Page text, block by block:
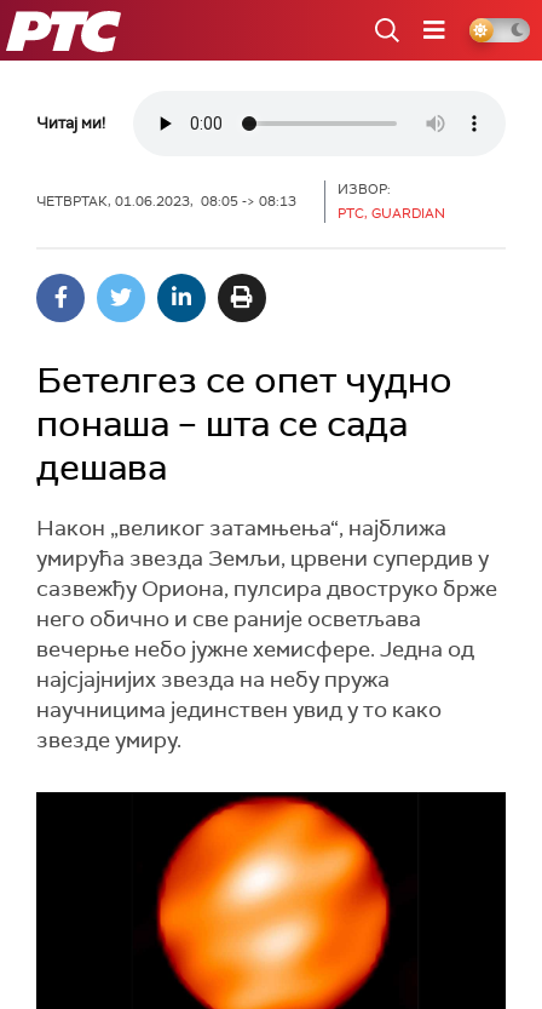
РТС
Читај ми!
ЧЕТВРТАК, 01.06.2023, 08:05 -> 08:13
ИЗВОР:
РТС, GUARDIAN
Бетелгез се опет чудно
понаша – шта се сада
дешава
Након „великог затамњења“, најближа
умирућа звезда Земљи, црвени супердив у
сазвежђу Ориона, пулсира двоструко брже
него обично и све раније осветљава
вечерње небо јужне хемисфере. Једна од
најсјајнијих звезда на небу пружа
научницима јединствен увид у то како
звезде умиру.